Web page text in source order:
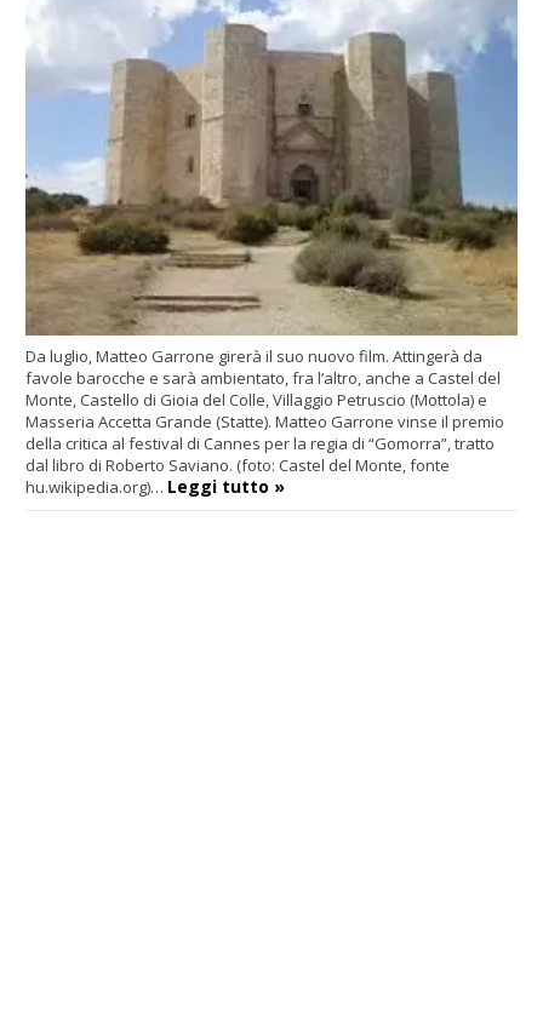
Da luglio, Matteo Garrone girerà il suo nuovo film. Attingerà da
favole barocche e sarà ambientato, fra l’altro, anche a Castel del
Monte, Castello di Gioia del Colle, Villaggio Petruscio (Mottola) e
Masseria Accetta Grande (Statte). Matteo Garrone vinse il premio
della critica al festival di Cannes per la regia di “Gomorra”, tratto
dal libro di Roberto Saviano. (foto: Castel del Monte, fonte
hu.wikipedia.org)… Leggi tutto »